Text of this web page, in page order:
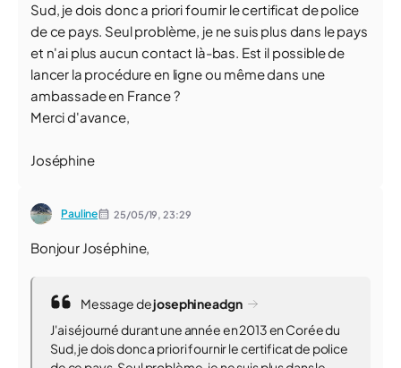
Sud, je dois donc a priori fournir le certificat de police
de ce pays. Seul problème, je ne suis plus dans le pays
et n'ai plus aucun contact là-bas. Est il possible de
lancer la procédure en ligne ou même dans une
ambassade en France ?
Merci d'avance,
Joséphine
Pauline 25/05/19,23:29
Bonjour Joséphine,
Message dejosephineadgn
J'ai séjourné durant une année en 2013 en Corée du
Sud, je dois donc a priori fournir le certificat de police